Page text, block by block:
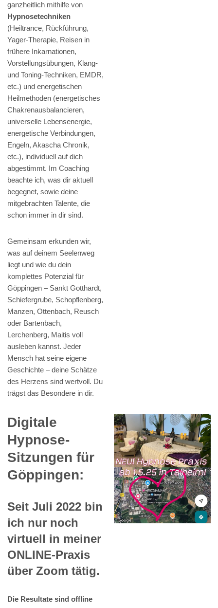
ganzheitlich mithilfe von
Hypnosetechniken
(Heiltrance, Rückführung,
Yager-Therapie, Reisen in
frühere Inkarnationen,
Vorstellungsübungen, Klang-
und Toning-Techniken, EMDR,
etc.) und energetischen
Heilmethoden (energetisches
Chakrenausbalancieren,
universelle Lebensenergie,
energetische Verbindungen,
Engeln, Akascha Chronik,
etc.), individuell auf dich
abgestimmt. Im Coaching
beachte ich, was dir aktuell
begegnet, sowie deine
mitgebrachten Talente, die
schon immer in dir sind.
Gemeinsam erkunden wir,
was auf deinem Seelenweg
liegt und wie du dein
komplettes Potenzial für
Göppingen – Sankt Gotthardt,
Schiefergrube, Schopflenberg,
Manzen, Ottenbach, Reusch
oder Bartenbach,
Lerchenberg, Maitis voll
ausleben kannst. Jeder
Mensch hat seine eigene
Geschichte – deine Schätze
des Herzens sind wertvoll. Du
trägst das Besondere in dir.
Digitale
Hypnose-
Sitzungen für
Göppingen:
Seit Juli 2022 bin
ich nur noch
virtuell in meiner
ONLINE-Praxis
über Zoom tätig.
Die Resultate sind offline